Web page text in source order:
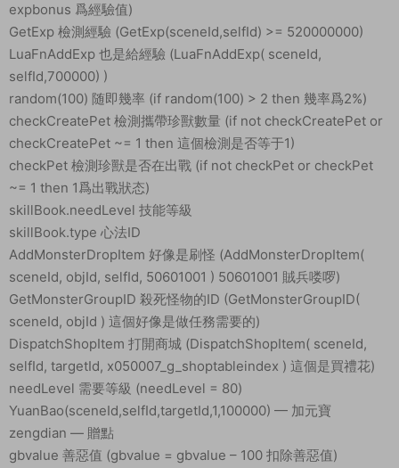
expbonus 爲經驗值)
GetExp 檢測經驗 (GetExp(sceneId,selfId) >= 520000000)
LuaFnAddExp 也是給經驗 (LuaFnAddExp( sceneId,
selfId,700000) )
random(100) 随即幾率 (if random(100) > 2 then 幾率爲2%)
checkCreatePet 檢測攜帶珍獸數量 (if not checkCreatePet or
checkCreatePet ~= 1 then 這個檢測是否等于1)
checkPet 檢測珍獸是否在出戰 (if not checkPet or checkPet
~= 1 then 1爲出戰狀态)
skillBook.needLevel 技能等級
skillBook.type 心法ID
AddMonsterDropItem 好像是刷怪 (AddMonsterDropItem(
sceneId, objId, selfId, 50601001 ) 50601001 賊兵喽啰)
GetMonsterGroupID 殺死怪物的ID (GetMonsterGroupID(
sceneId, objId ) 這個好像是做任務需要的)
DispatchShopItem 打開商城 (DispatchShopItem( sceneId,
selfId, targetId, x050007_g_shoptableindex ) 這個是買禮花)
needLevel 需要等級 (needLevel = 80)
YuanBao(sceneId,selfId,targetId,1,100000) — 加元寶
zengdian — 贈點
gbvalue 善惡值 (gbvalue = gbvalue – 100 扣除善惡值)